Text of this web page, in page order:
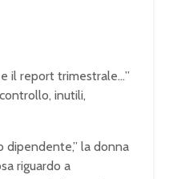
il report trimestrale…”
inutili,
dipendente,” la donna
riguardo a